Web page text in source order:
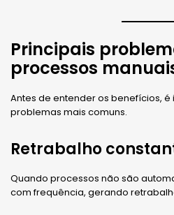
Principais
processos
Antes de entender os benefícios,
problemas mais comuns.
Retrabalho
Quando processos não são
com frequência, gerando